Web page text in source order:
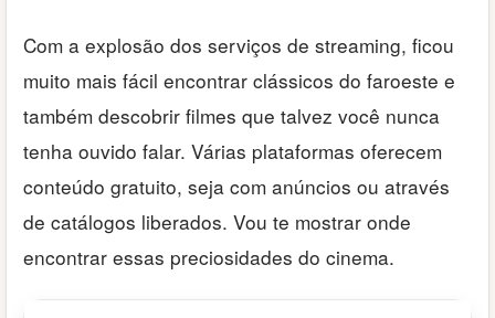
Com a explosão dos serviços de streaming, ficou
muito mais fácil encontrar clássicos do faroeste e
também descobrir filmes que talvez você nunca
tenha ouvido falar. Várias plataformas oferecem
conteúdo gratuito, seja com anúncios ou através
de catálogos liberados. Vou te mostrar onde
encontrar essas preciosidades do cinema.